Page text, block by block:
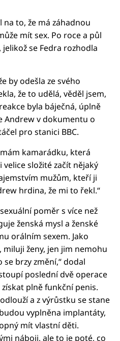
na to, že má záhadnou
mít sex. Po roce a půl
se Fedra rozhodla
by odešla ze svého
že to udělá, věděl jsem,
byla báječná, úplně
Andrew v dokumentu o
pro stanici BBC.
kamarádku, která
složité začít nějaký
mužům, kteří ji
hrdina, že mi to řekl.“
poměr s více než
ženská mysl a ženské
orálním sexem. Jako
ženy, jen jim nemohu
brzy změní,“ dodal
poslední dvě operace
plně funkční penis.
a z výrůstku se stane
vyplněna implantáty,
mít vlastní děti.
náboji, ale to je poté, co